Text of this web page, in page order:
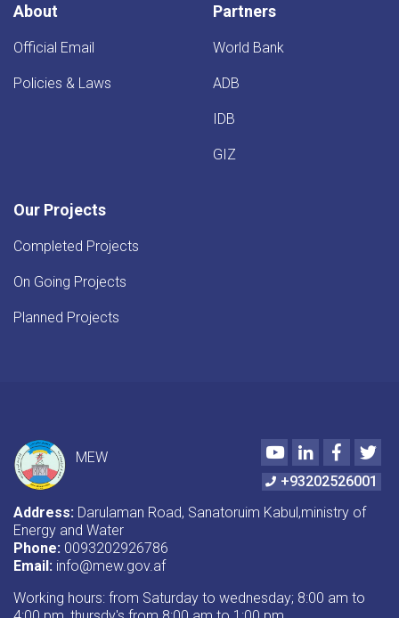
About
Official Email
Policies & Laws
Partners
World Bank
ADB
IDB
GIZ
Our Projects
Completed Projects
On Going Projects
Planned Projects
MEW
YoutubeLinkedIn
+93202526001
Address: Darulaman Road, Sanatoruim Kabul,ministry of
Energy and Water
Phone: 0093202926786
Email: info@mew.gov.af
Working hours: from Saturday to wednesday; 8:00 am to